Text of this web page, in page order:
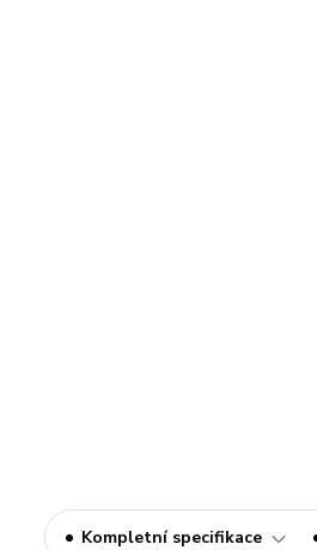
Kompletní specifikace